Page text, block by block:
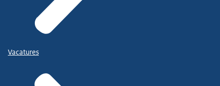
Vacatures